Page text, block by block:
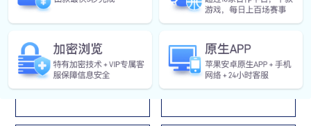
航天科技 航天科工